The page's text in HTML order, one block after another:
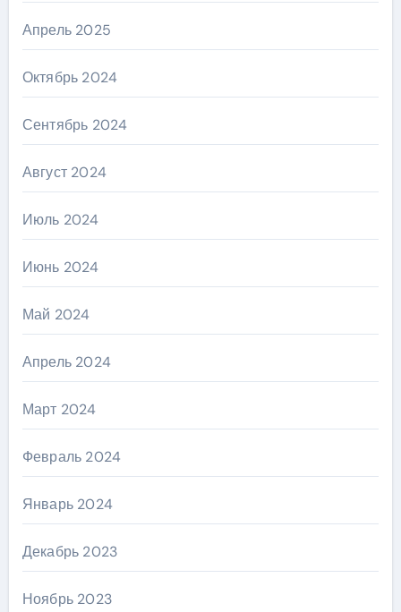
Апрель 2025
Октябрь 2024
Сентябрь 2024
Август 2024
Июль 2024
Июнь 2024
Май 2024
Апрель 2024
Март 2024
Февраль 2024
Январь 2024
Декабрь 2023
Ноябрь 2023